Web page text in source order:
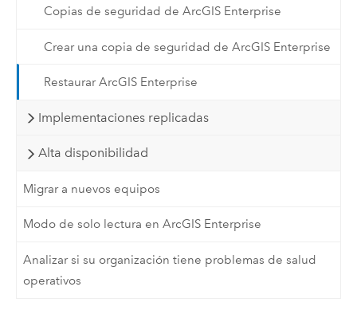
Copias de seguridad de ArcGIS Enterprise
Crear una copia de seguridad de ArcGIS Enterprise
Restaurar ArcGIS Enterprise
Implementaciones replicadas
Alta disponibilidad
Migrar a nuevos equipos
Modo de solo lectura en ArcGIS Enterprise
Analizar si su organización tiene problemas de salud
operativos